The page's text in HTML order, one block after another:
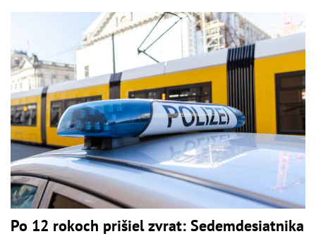
Po 12 rokoch prišiel zvrat: Sedemdesiatnika